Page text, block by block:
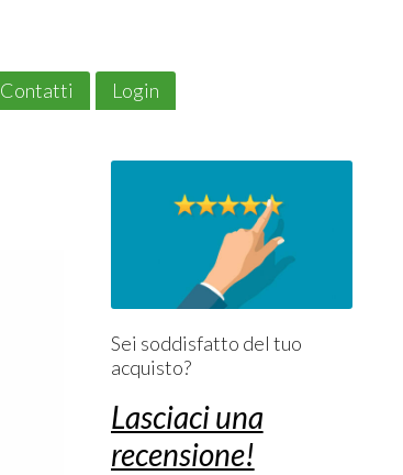
Contatti
Login
Sei soddisfatto del tuo
acquisto?
Lasciaci una
recensione!